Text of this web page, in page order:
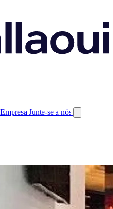
Empresa Junte-se a nós